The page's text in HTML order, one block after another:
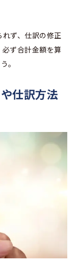
ず、仕訳の修正
ず合計金額を算
。
仕訳方法